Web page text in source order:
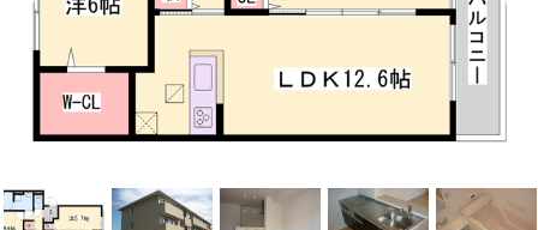
地域から探す
地図から探す
オーナー様へ
スタッフ紹介ページ